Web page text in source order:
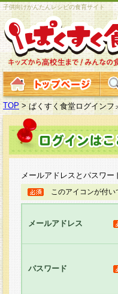
子供向けかんたんレシピの食育サイト
TOP > ぱくすく食堂ログインフ
メールアドレスとパスワー
このアイコンが付い
メールアドレス
パスワード